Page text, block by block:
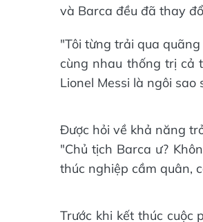
và Barca đều đã thay
"Tôi từng trải qua
cùng nhau thống trị cả
Lionel Messi là ngôi sao
Được hỏi về khả năng
"Chủ tịch Barca ư?
thúc nghiệp cầm quân,
Trước khi kết thúc cuộc